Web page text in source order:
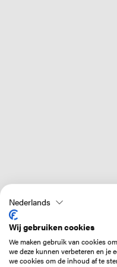
Nederlands
Wij gebruiken cookies
We maken gebruik van cookies
we deze kunnen verbeteren en je
we cookies om de inhoud af te